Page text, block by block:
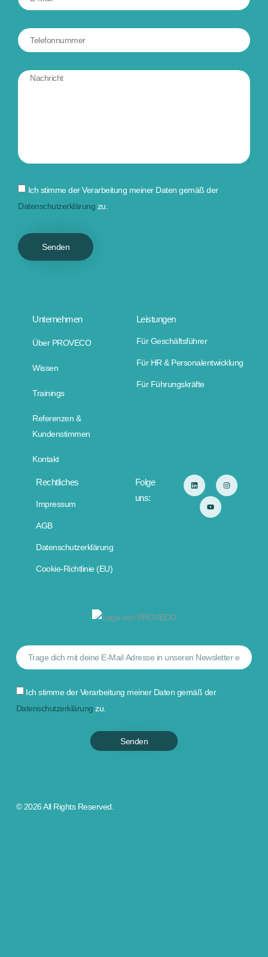
Ich stimme der Verarbeitung meiner Daten gemäß der
Datenschutzerklärung zu.
Senden
Ich stimme der Verarbeitung meiner Daten gemäß der
Datenschutzerklärung zu.
Senden
© 2026 All Rights Reserved.
Unternehmen
Über PROVECO
Wissen
Trainings
Referenzen &
Kundenstimmen
Kontakt
Leistungen
Für Geschäftsführer
Für HR & Personalentwicklung
Für Führungskräfte
Rechtliches
Impressum
AGB
Datenschutzerklärung
Cookie-Richtlinie (EU)
Folge
uns: